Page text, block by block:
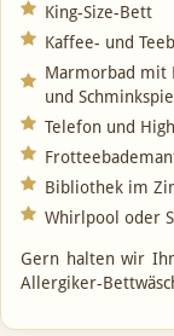
King-Size-Bett
Kaffee- und
Marmorbad mit
und
Telefon und
Bibliothek im
Whirlpool oder
Gern halten wir
Allergiker-